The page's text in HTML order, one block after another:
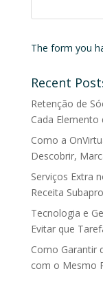
The form you
Recent
Retenção de
Cada Elemento
Como a
Descobrir,
Serviços Extra
Receita
Tecnologia e
Evitar que
Como Garantir
com o Mesmo